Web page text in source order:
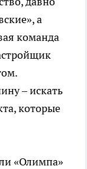
а
команда
– искать
которые
«Олимпа»